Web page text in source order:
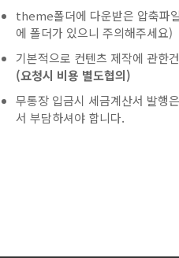
theme폴더에 다운받은 압축파
에 폴더가 있으니 주의해주세요)
기본적으로 컨텐츠 제작에 관한
(요청시 비용 별도협의)
무통장 입금시 세금계산서 발행
서 부담하셔야 합니다.